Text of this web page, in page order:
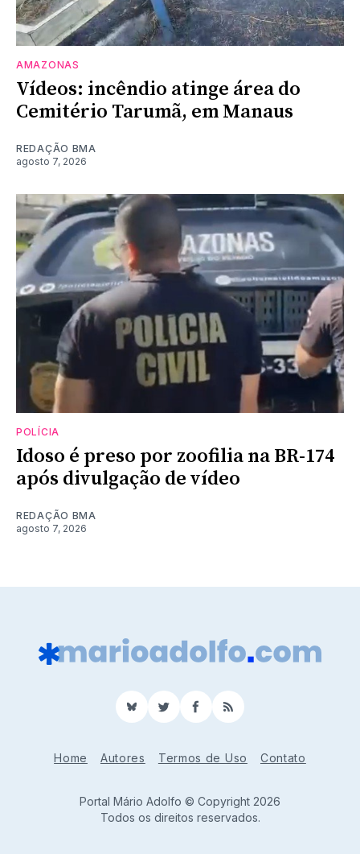
AMAZONAS
Vídeos: incêndio atinge área do
Cemitério Tarumã, em Manaus
REDAÇÃO BMA
agosto 7, 2026
POLÍCIA
Idoso é preso por zoofilia na BR-174
após divulgação de vídeo
REDAÇÃO BMA
agosto 7, 2026
BlueSkyTwitterFacebook
RSS
Home Autores Termos de Uso Contato
Portal Mário Adolfo © Copyright 2026
Todos os direitos reservados.